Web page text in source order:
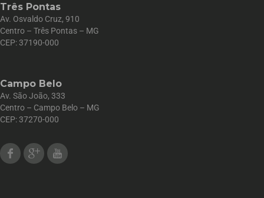
Três Pontas
Av. Osvaldo Cruz, 910
Centro – Três Pontas – MG
CEP: 37190-000
Campo Belo
Av. São João, 333
Centro – Campo Belo – MG
CEP: 37270-000
FacebookGoogle Plus